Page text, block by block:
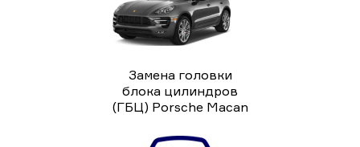
Замена головки
блока цилиндров
(ГБЦ) Porsche Macan